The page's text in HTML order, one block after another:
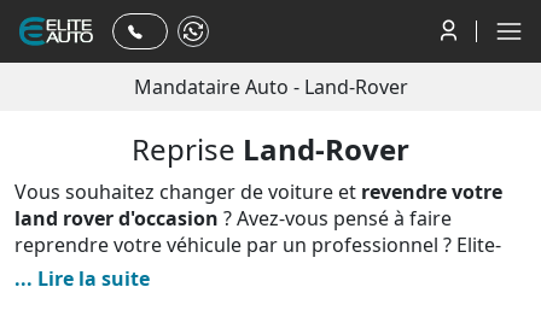
Mandataire Auto - Land-Rover
Reprise Land-Rover
Vous souhaitez changer de voiture et revendre votre
land rover d'occasion ? Avez-vous pensé à faire
reprendre votre véhicule par un professionnel ? Elite-
Auto rachète des voitures d'occasion aux particuliers et
... Lire la suite